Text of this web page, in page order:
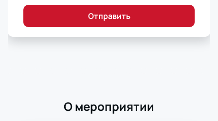
Отправить
О мероприятии